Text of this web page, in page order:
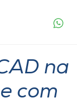
na
com